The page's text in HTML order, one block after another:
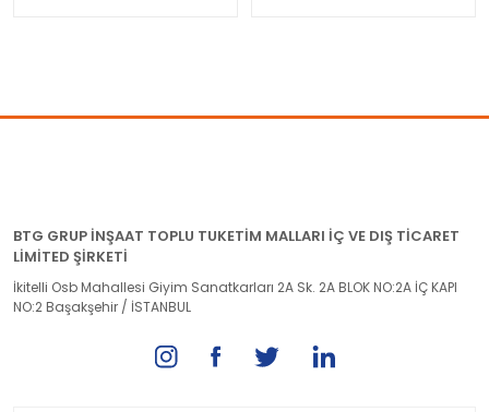
BTG GRUP İNŞAAT TOPLU TUKETİM MALLARI İÇ VE DIŞ TİCARET
LİMİTED ŞİRKETİ
İkitelli Osb Mahallesi Giyim Sanatkarları 2A Sk. 2A BLOK NO:2A İÇ KAPI
NO:2 Başakşehir / İSTANBUL